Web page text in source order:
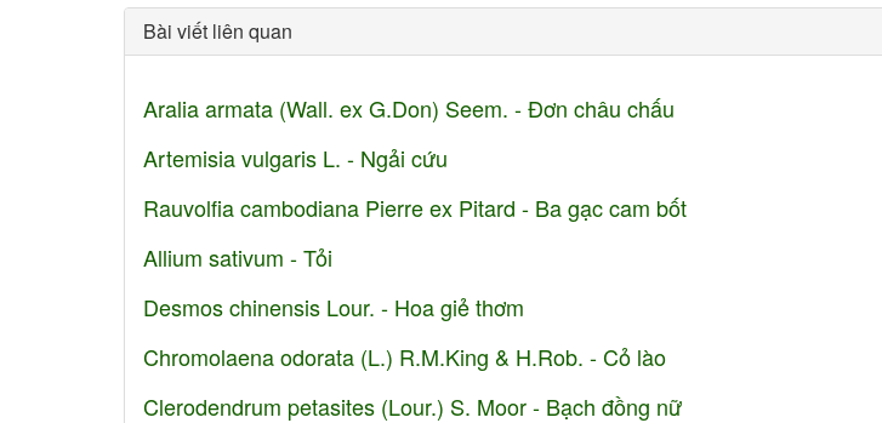
Bài viết liên quan
Aralia armata (Wall. ex G.Don) Seem. - Đơn châu chấu
Artemisia vulgaris L. - Ngải cứu
Rauvolfia cambodiana Pierre ex Pitard - Ba gạc cam bốt
Allium sativum - Tỏi
Desmos chinensis Lour. - Hoa giẻ thơm
Chromolaena odorata (L.) R.M.King & H.Rob. - Cỏ lào
Clerodendrum petasites (Lour.) S. Moor - Bạch đồng nữ